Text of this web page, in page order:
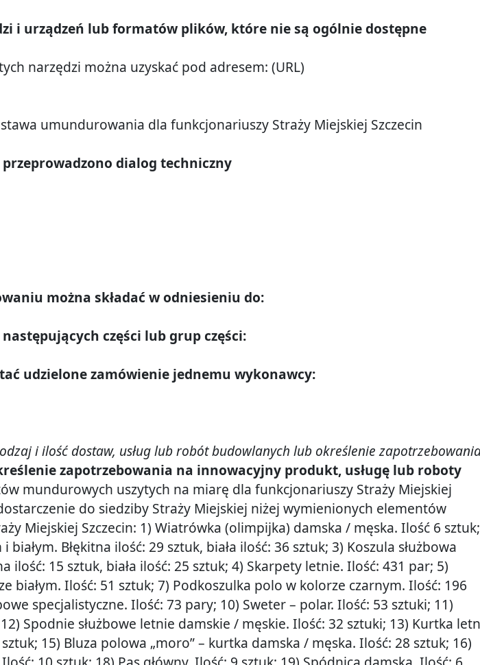
i urządzeń lub formatów plików, które nie są ogólnie dostępne
narzędzi można uzyskać pod adresem: (URL)
umundurowania dla funkcjonariuszy Straży Miejskiej Szczecin
dialog techniczny
można składać w odniesieniu do:
części lub grup części:
udzielone zamówienie jednemu wykonawcy:
i ilość dostaw, usług lub robót budowlanych lub określenie
zapotrzebowania na innowacyjny produkt, usługę lub roboty
mundurowych uszytych na miarę dla funkcjonariuszy Straży Miejskiej
do siedziby Straży Miejskiej niżej wymienionych elementów
Miejskiej Szczecin: 1) Wiatrówka (olimpijka) damska / męska. Ilość 6
Błękitna ilość: 29 sztuk, biała ilość: 36 sztuk; 3) Koszula służbowa
ilość: 15 sztuk, biała ilość: 25 sztuk; 4) Skarpety letnie. Ilość: 431 par; 5)
białym. Ilość: 51 sztuk; 7) Podkoszulka polo w kolorze czarnym. Ilość: 196
specjalistyczne. Ilość: 73 pary; 10) Sweter – polar. Ilość: 53 sztuki; 11)
Spodnie służbowe letnie damskie / męskie. Ilość: 32 sztuki; 13) Kurtka
15) Bluza polowa „moro” – kurtka damska / męska. Ilość: 28 sztuk; 16)